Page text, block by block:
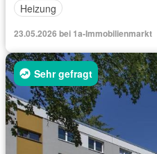
Heizung
23.05.2026 bei 1a-Immobilienmarkt
Sehr gefragt